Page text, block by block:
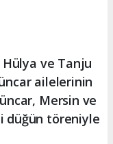
ve Tanju
ailelerinin
Mersin ve
düğün töreniyle